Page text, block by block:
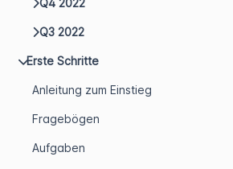
Q4 2022
Q3 2022
Erste Schritte
Anleitung zum Einstieg
Fragebögen
Aufgaben